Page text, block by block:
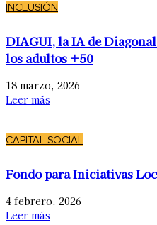
INCLUSIÓN
DIAGUI, la IA de
los adultos +50
18 marzo, 2026
Leer más
CAPITAL SOCIAL
Fondo para Iniciativas
4 febrero, 2026
Leer más